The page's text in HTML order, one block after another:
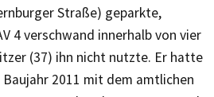
Straße) geparkte,
4 verschwand innerhalb von vier
(37) ihn nicht nutzte. Er hatte
2011 mit dem amtlichen